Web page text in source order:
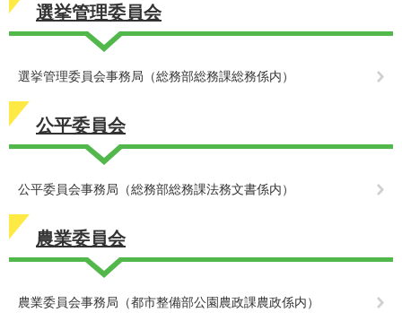
選挙管理委員会
選挙管理委員会事務局（総務部総務課総務係内）
公平委員会
公平委員会事務局（総務部総務課法務文書係内）
農業委員会
農業委員会事務局（都市整備部公園農政課農政係内）